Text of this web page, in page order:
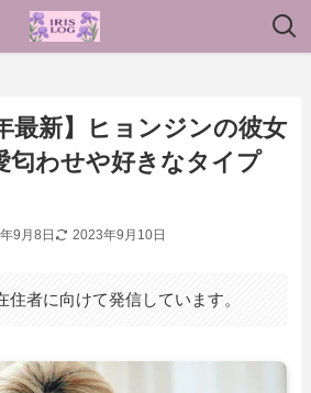
最新】ヒョンジンの彼女
匂わせや好きなタイプ
9月8日 2023年9月10日
住者に向けて発信しています。